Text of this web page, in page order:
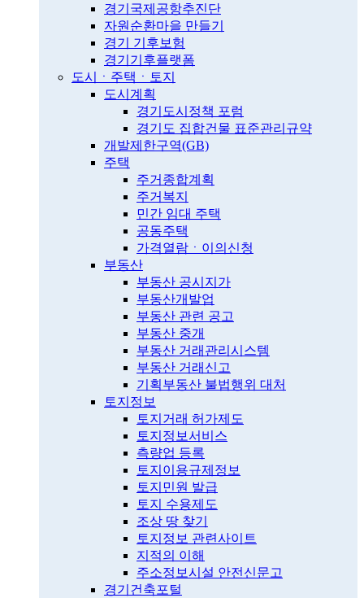
경기국제공항추진단
자원순환마을 만들기
경기 기후보험
경기기후플랫폼
도시ㆍ주택ㆍ토지
도시계획
경기도시정책 포럼
경기도 집합건물 표준관리규약
개발제한구역(GB)
주택
주거종합계획
주거복지
민간 임대 주택
공동주택
가격열람ㆍ이의신청
부동산
부동산 공시지가
부동산개발업
부동산 관련 공고
부동산 중개
부동산 거래관리시스템
부동산 거래신고
기획부동산 불법행위 대처
토지정보
토지거래 허가제도
토지정보서비스
측량업 등록
토지이용규제정보
토지민원 발급
토지 수용제도
조상 땅 찾기
토지정보 관련사이트
지적의 이해
주소정보시설 안전신문고
경기건축포털